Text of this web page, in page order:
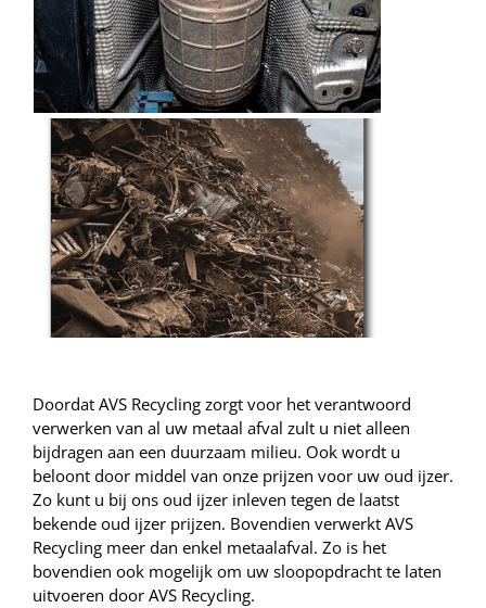
Doordat AVS Recycling zorgt voor het verantwoord
verwerken van al uw metaal afval zult u niet alleen
bijdragen aan een duurzaam milieu. Ook wordt u
beloont door middel van onze prijzen voor uw oud ijzer.
Zo kunt u bij ons oud ijzer inleven tegen de laatst
bekende oud ijzer prijzen. Bovendien verwerkt AVS
Recycling meer dan enkel metaalafval. Zo is het
bovendien ook mogelijk om uw sloopopdracht te laten
uitvoeren door AVS Recycling.